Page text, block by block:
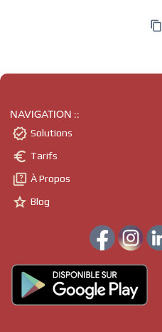

NAVIGATION ::
 Solutions
 Tarifs
 À Propos
 Blog